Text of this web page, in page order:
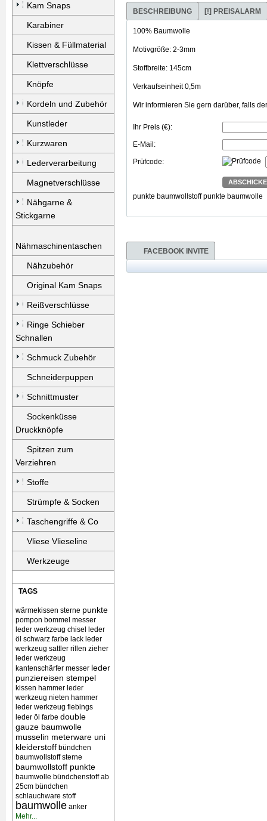
Kam Snaps
Karabiner
Kissen & Füllmaterial
Klettverschlüsse
Knöpfe
Kordeln und Zubehör
Kunstleder
Kurzwaren
Lederverarbeitung
Magnetverschlüsse
Nähgarne &
Stickgarne
Nähmaschinentaschen
Nähzubehör
Original Kam Snaps
Reißverschlüsse
Ringe Schieber
Schnallen
Schmuck Zubehör
Schneiderpuppen
Schnittmuster
Sockenküsse
Druckknöpfe
Spitzen zum
Verziehren
Stoffe
Strümpfe & Socken
Taschengriffe & Co
Vliese Vlieseline
Werkzeuge
TAGS
wärmekissen sterne punkte
pompon bommel messer
leder werkzeug chisel
leder
öl schwarz farbe lack leder
werkzeug sattler rillen zieher
leder werkzeug
kantenschärfer messer leder
punziereisen stempel
kissen hammer leder
werkzeug nieten hammer
leder werkzeug fiebings
leder öl farbe double
gauze baumwolle
musselin meterware uni
kleiderstoff bündchen
baumwollstoff sterne
baumwollstoff punkte
baumwolle bündchenstoff ab
25cm bündchen
schlauchware stoff
baumwolle anker
Mehr...
BESCHREIBUNG [!] PREISALARM
100% Baumwolle
Motivgröße: 2-3mm
Stoffbreite: 145cm
Verkaufseinheit 0,5m
Wir informieren Sie gern darüber, falls
Ihr Preis (€):
E-Mail:
Prüfcode:
punkte baumwollstoff punkte baumwolle
FACEBOOK INVITE